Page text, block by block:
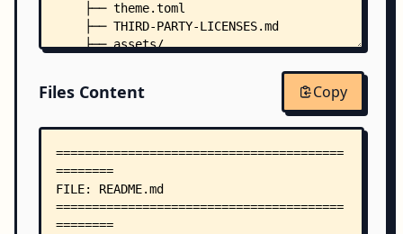
    ├── theme.toml
    ├── THIRD-PARTY-LICENSES.md
    ├── assets/
    │   │   ├── custom.js
    │   │   ├── index.js
    │   │   ├── mode.js
    │   │   ├── variables.js
    │   │   └── search/
    │   │       ├── algolia.js
    │   │       ├── fuse.js
Files Content Copy